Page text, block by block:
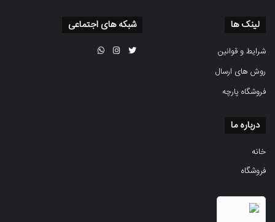
لینک ها
شرایط و قوانین
روش های ارسال
فروشگاه پارچه
شبکه های اجتماعی
درباره ما
خانه
فروشگاه